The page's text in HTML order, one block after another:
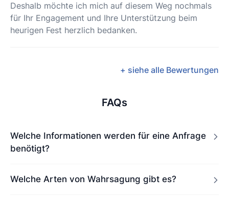
Deshalb möchte ich mich auf diesem Weg nochmals
für Ihr Engagement und Ihre Unterstützung beim
heurigen Fest herzlich bedanken.
+ siehe alle Bewertungen
FAQs
Welche Informationen werden für eine Anfrage
benötigt?
Welche Arten von Wahrsagung gibt es?